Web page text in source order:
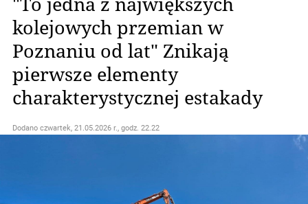
kolejowych przemian w
Poznaniu od lat" Znikają
pierwsze elementy
charakterystycznej estakady
Dodano czwartek, 21.05.2026 r., godz. 22.22